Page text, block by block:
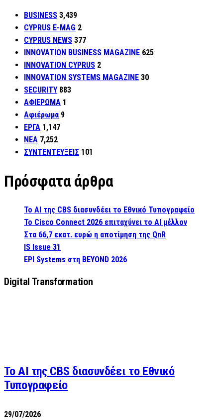
BUSINESS 3,439
CYPRUS E-MAG 2
CYPRUS NEWS 377
INNOVATION BUSINESS MAGAZINE 625
INNOVATION CYPRUS 2
INNOVATION SYSTEMS MAGAZINE 30
SECURITY 883
ΑΦΙΕΡΩΜΑ 1
Αφιέρωμα 9
ΕΡΓΑ 1,147
ΝΕΑ 7,252
ΣΥΝΤΕΝΤΕΥΞΕΙΣ 101
Πρόσφατα άρθρα
Το AI της CBS διασυνδέει το Εθνικό Τυπογραφείο
Το Cisco Connect 2026 επιταχύνει το AI μέλλον
Στα 66,7 εκατ. ευρώ η αποτίμηση της QnR
IS Issue 31
EPI Systems στη BEYOND 2026
Digital Transformation
Το AI της CBS διασυνδέει το Εθνικό
Τυπογραφείο
29/07/2026